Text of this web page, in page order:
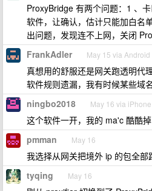
ProxyBridge 有两个问题：1 、
软件，让确认，估计只能加白名
出问题，发现连不上网，关闭
FrankAdler May 15 via Android
真想用的舒服还是网关跑透明代
软件规则遗漏，我有时候某些域
ningbo2018 May 16 via iPhone
这个软件一开，我的 ma'c 酷酷
pmman May 16
我选择从网关把境外 ip 的包全部
tyqing May 16